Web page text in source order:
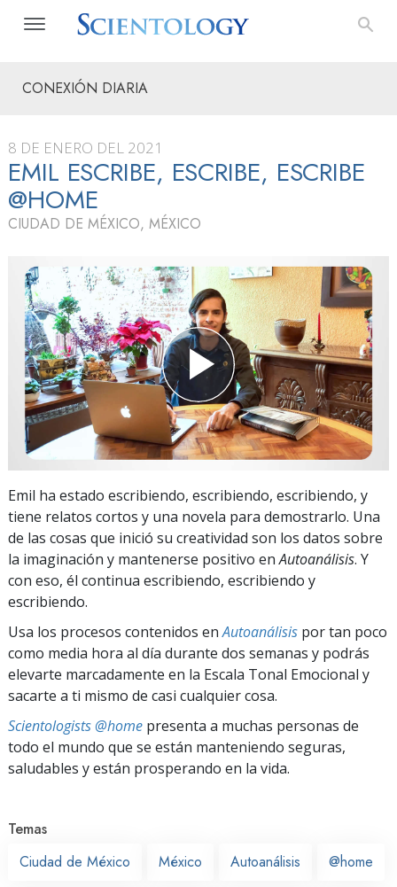
CONEXIÓN DIARIA
8 DE ENERO DEL 2021
EMIL ESCRIBE, ESCRIBE, ESCRIBE
@HOME
CIUDAD DE MÉXICO, MÉXICO
Emil ha estado escribiendo, escribiendo, escribiendo, y
tiene relatos cortos y una novela para demostrarlo. Una
de las cosas que inició su creatividad son los datos sobre
la imaginación y mantenerse positivo enAutoanálisis. Y
con eso, él continua escribiendo, escribiendo y
escribiendo.
Usa los procesos contenidos enAutoanálisis por tan poco
como media hora al día durante dos semanas y podrás
elevarte marcadamente en la Escala Tonal Emocional y
sacarte a ti mismo de casi cualquier cosa.
Scientologists @home presenta a muchas personas de
todo el mundo que se están manteniendo seguras,
saludables y están prosperando en la vida.
Temas
Ciudad de México
México Autoanálisis @home